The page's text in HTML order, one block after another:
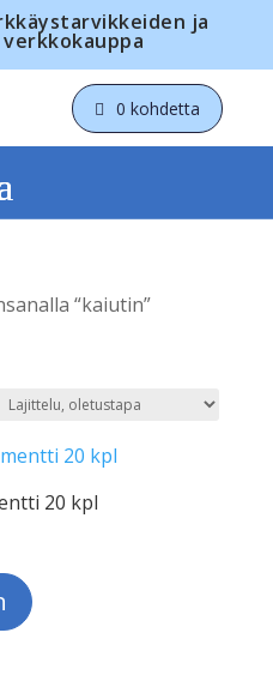
ja
0 kohdetta
“kaiutin”
20 kpl